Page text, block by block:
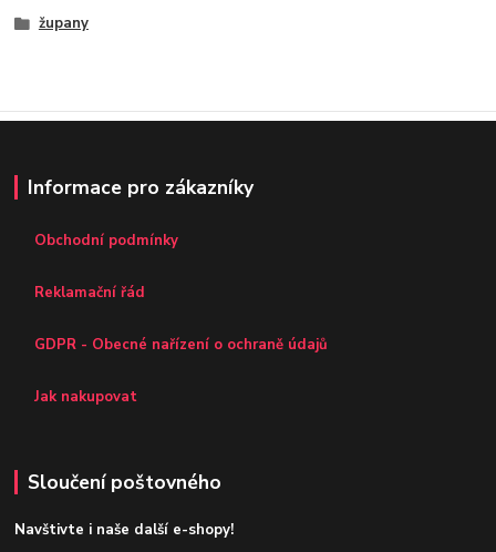
župany
Informace pro zákazníky
Obchodní podmínky
Reklamační řád
GDPR - Obecné nařízení o ochraně údajů
Jak nakupovat
Sloučení poštovného
Navštivte i naše další e-shopy!